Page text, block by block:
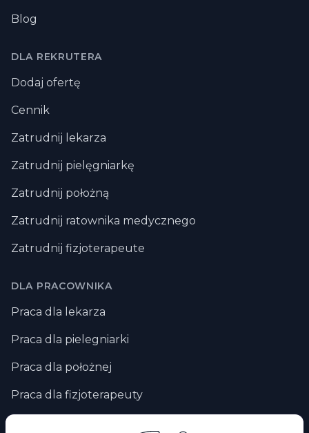
Blog
DLA REKRUTERA
Dodaj ofertę
Cennik
Zatrudnij lekarza
Zatrudnij pielęgniarkę
Zatrudnij położną
Zatrudnij ratownika medycznego
Zatrudnij fizjoterapeute
DLA PRACOWNIKA
Praca dla lekarza
Praca dla pielegniarki
Praca dla położnej
Praca dla fizjoterapeuty